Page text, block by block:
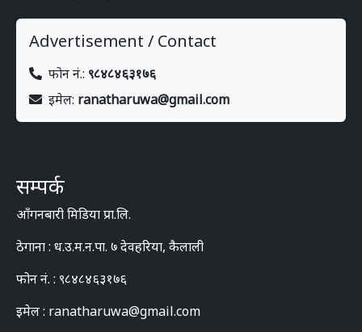
Advertisement / Contact
फोन नं.: ९८४८४६३१७६
इमेल: ranatharuwa@gmail.com
सम्पर्क
आँगनबारी मिडिया प्रा.लि.
ठेगाना : ध.उ.म.न.पा. ७ देवहरिया, कैलाली
फोन नं. : ९८४८४६३१७६
इमेल : ranatharuwa@gmail.com